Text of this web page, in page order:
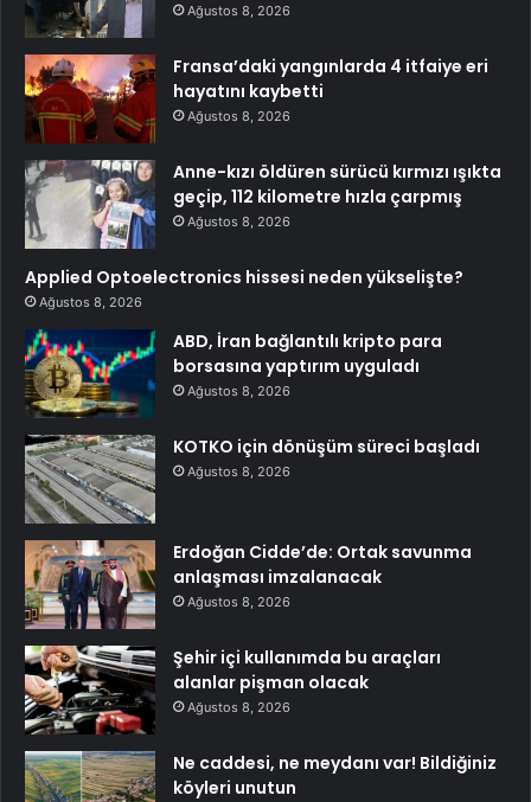
Ağustos 8, 2026
Fransa’daki yangınlarda 4 itfaiye eri
hayatını kaybetti
Ağustos 8, 2026
Anne-kızı öldüren sürücü kırmızı ışıkta
geçip, 112 kilometre hızla çarpmış
Ağustos 8, 2026
Applied Optoelectronics hissesi neden yükselişte?
Ağustos 8, 2026
ABD, İran bağlantılı kripto para
borsasına yaptırım uyguladı
Ağustos 8, 2026
KOTKO için dönüşüm süreci başladı
Ağustos 8, 2026
Erdoğan Cidde’de: Ortak savunma
anlaşması imzalanacak
Ağustos 8, 2026
Şehir içi kullanımda bu araçları
alanlar pişman olacak
Ağustos 8, 2026
Ne caddesi, ne meydanı var! Bildiğiniz
köyleri unutun